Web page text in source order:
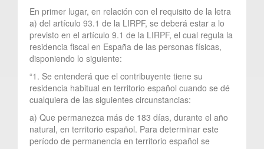
En primer lugar, en relación con el requisito de la letra
a) del artículo 93.1 de la LIRPF, se deberá estar a lo
previsto en el artículo 9.1 de la LIRPF, el cual regula la
residencia fiscal en España de las personas físicas,
disponiendo lo siguiente:
“1. Se entenderá que el contribuyente tiene su
residencia habitual en territorio español cuando se dé
cualquiera de las siguientes circunstancias:
a) Que permanezca más de 183 días, durante el año
natural, en territorio español. Para determinar este
período de permanencia en territorio español se